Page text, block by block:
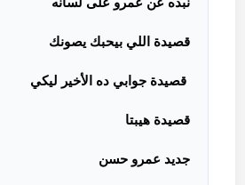
قصيدة اللي بيحبك يصونك
قصيدة جوابي ده الأخير ليكي
قصيدة هيبتا
جديد عمرو حسن